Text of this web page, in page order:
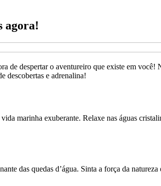
agora!
de despertar o aventureiro que existe em
descobertas e adrenalina!
marinha exuberante. Relaxe nas águas
das quedas d’água. Sinta a força da